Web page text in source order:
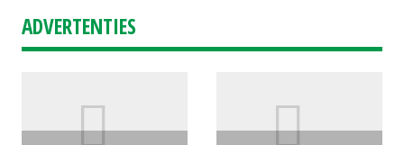
ADVERTENTIES